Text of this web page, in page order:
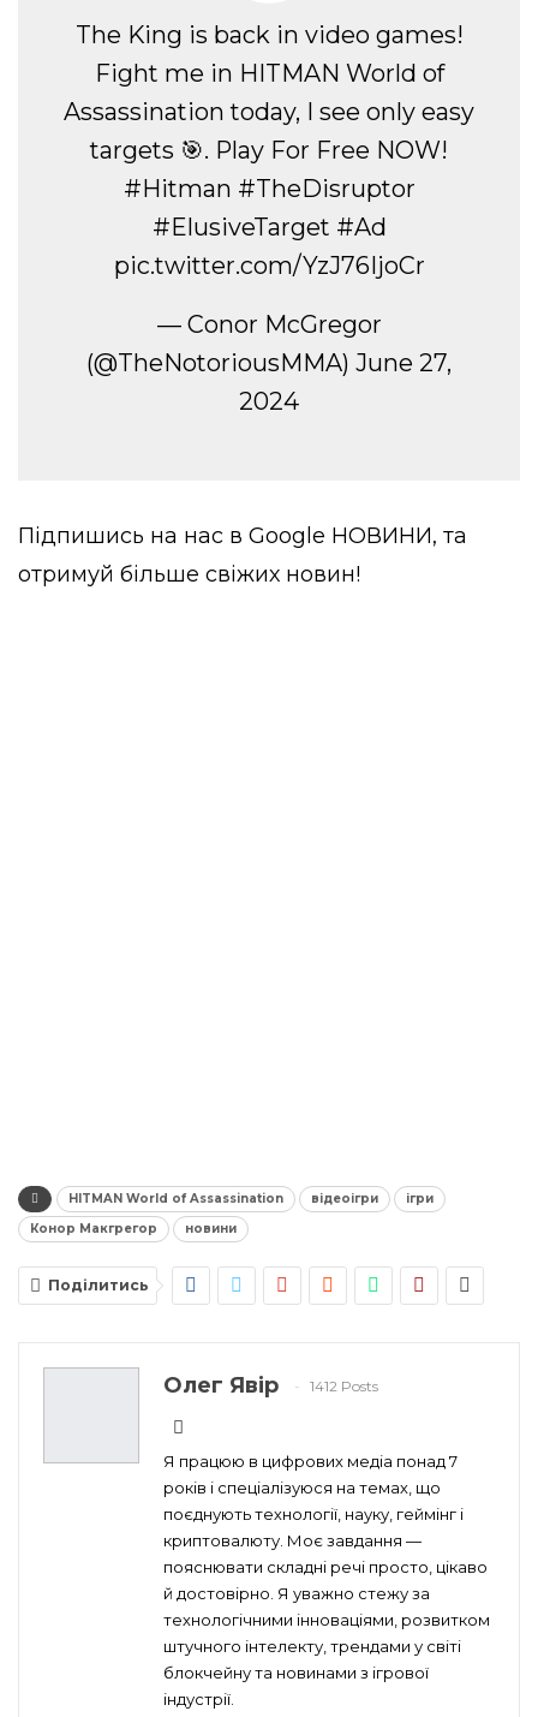
The King is back in video games!
Fight me in HITMAN World of
Assassination today, I see only easy
targets 🎯. Play For Free NOW!
#Hitman #TheDisruptor
#ElusiveTarget #Ad
pic.twitter.com/YzJ76IjoCr
— Conor McGregor
(@TheNotoriousMMA) June 27,
2024
Підпишись на нас в Google НОВИНИ, та
отримуй більше свіжих новин!
HITMAN World of Assassination відеоігри
ігри
Конор Макгрегор
новини
Поділитись
Олег Явір 1412 Posts
Я працюю в цифрових медіа понад 7
років і спеціалізуюся на темах, що
поєднують технології, науку, геймінг і
криптовалюту. Моє завдання —
пояснювати складні речі просто, цікаво
й достовірно. Я уважно стежу за
технологічними інноваціями, розвитком
штучного інтелекту, трендами у світі
блокчейну та новинами з ігрової
індустрії.